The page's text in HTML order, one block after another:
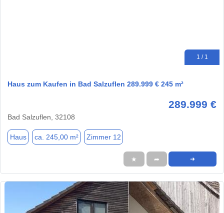
1 / 1
Haus zum Kaufen in Bad Salzuflen 289.999 € 245 m²
289.999 €
Bad Salzuflen, 32108
Haus ca. 245,00 m² Zimmer 12
★ ➦ ➜